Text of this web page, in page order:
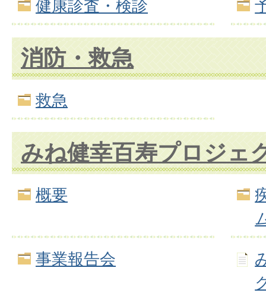
健康診査・検診
消防・救急
救急
みね健幸百寿プロジェ
概要
事業報告会